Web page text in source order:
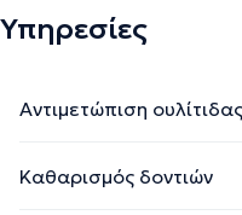
Υπηρεσίες
Αντιμετώπιση ουλίτιδας
Καθαρισμός δοντιών